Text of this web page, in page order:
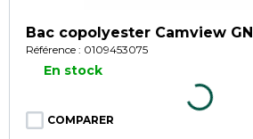
Bac copolyester Camview GN
Référence : 0109453075
En stock
COMPARER